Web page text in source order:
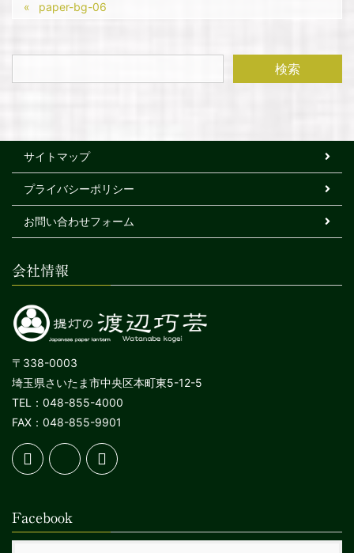
paper-bg-06
サイトマップ
プライバシーポリシー
お問い合わせフォーム
会社情報
〒338-0003
埼玉県さいたま市中央区本町東5-12-5
TEL：048-855-4000
FAX：048-855-9901
Facebook